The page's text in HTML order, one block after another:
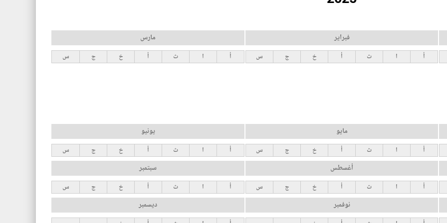
فبراير
أ ا ث أ خ ج س
مارس
أ ا ث أ خ ج س
مايو
أ ا ث أ خ ج س
يونيو
أ ا ث أ خ ج س
أغسطس
أ ا ث أ خ ج س
سبتمبر
أ ا ث أ خ ج س
نوفمبر ديسمبر